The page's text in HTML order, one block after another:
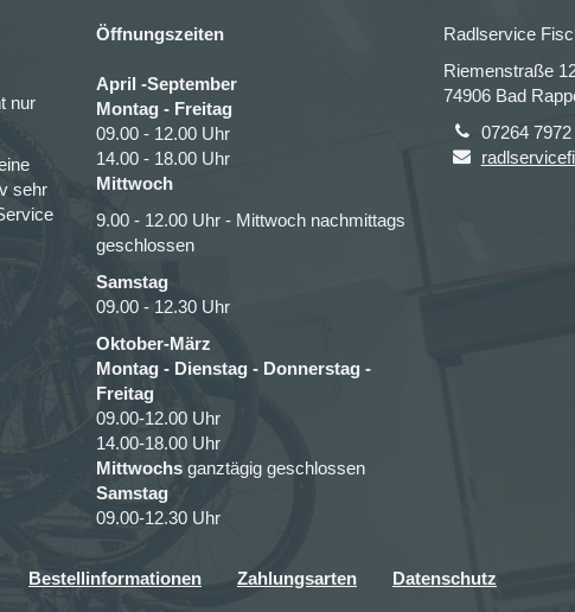
nur
sehr
Öffnungszeiten
April -September
Montag - Freitag
09.00 - 12.00 Uhr
14.00 - 18.00 Uhr
Mittwoch
9.00 - 12.00 Uhr - Mittwoch nachmittags
geschlossen
Samstag
09.00 - 12.30 Uhr
Oktober-März
Montag - Dienstag - Donnerstag -
Freitag
09.00-12.00 Uhr
14.00-18.00 Uhr
Mittwochs ganztägig geschlossen
Samstag
09.00-12.30 Uhr
Radlservice
Riemenstraße
74906 Bad
07264 7972
Bestellinformationen Zahlungsarten Datenschutz